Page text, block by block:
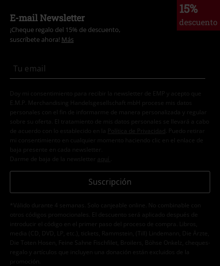
15%
descuento
E-mail Newsletter
¡Cheque regalo del 15% de descuento,
suscríbete ahora! Más
Doy mi consentimiento para recibir la newsletter de EMP y acepto que
E.M.P. Merchandising Handelsgesellschaft mbH procese mis datos
personales con el fin de informarme de manera personalizada y regular
sobre su oferta. El tratamiento de mis datos personales se llevará a cabo
de acuerdo con lo establecido en la
Política de Privacidad . Puedo retirar
mi consentimiento en cualquier momento haciendo clic en el enlace de
baja presente en cada newsletter.
Darme de baja de la newsletter
aquí
Suscripción
*Válido durante 4 semanas. Solo canjeable online. No combinable con
otros códigos promocionales. El descuento será aplicado después de
introducir el código en el primer paso del proceso de compra. Libros,
media (CD, DVD, LP, etc.), tickets, Rammstein, (Till) Lindemann, Die Ärzte,
Die Toten Hosen, Feine Sahne Fischfilet, Broilers, Böhse Onkelz, cheques-
regalo y artículos que incluyen una donación están excluidos de la
promoción.